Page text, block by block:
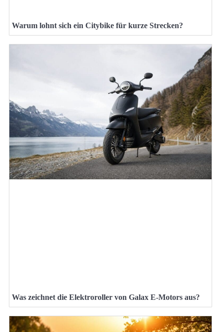
Warum lohnt sich ein Citybike für kurze Strecken?
Was zeichnet die Elektroroller von Galax E-Motors aus?